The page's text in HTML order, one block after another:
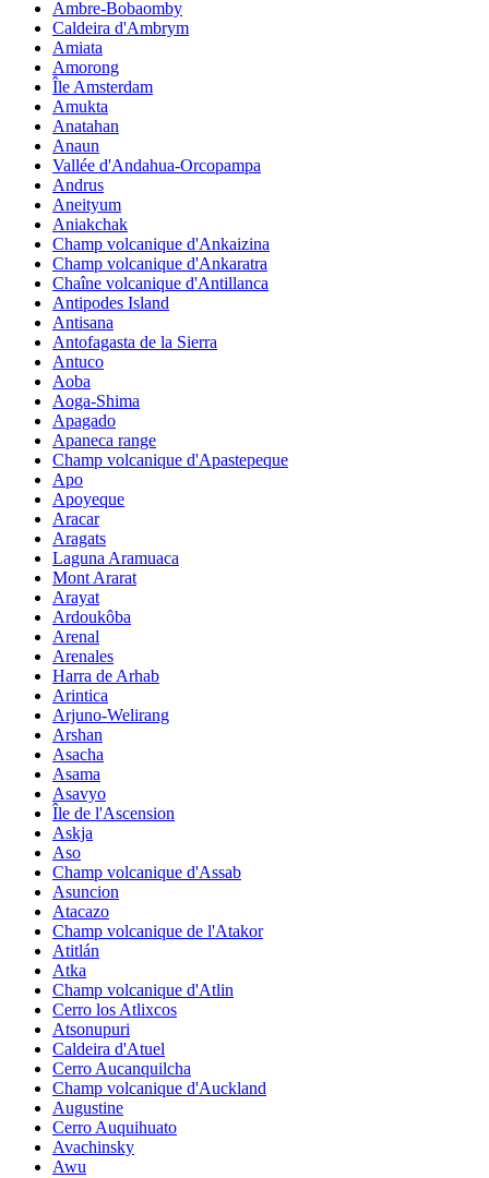
Ambre-Bobaomby
Caldeira d'Ambrym
Amiata
Amorong
Île Amsterdam
Amukta
Anatahan
Anaun
Vallée d'Andahua-Orcopampa
Andrus
Aneityum
Aniakchak
Champ volcanique d'Ankaizina
Champ volcanique d'Ankaratra
Chaîne volcanique d'Antillanca
Antipodes Island
Antisana
Antofagasta de la Sierra
Antuco
Aoba
Aoga-Shima
Apagado
Apaneca range
Champ volcanique d'Apastepeque
Apo
Apoyeque
Aracar
Aragats
Laguna Aramuaca
Mont Ararat
Arayat
Ardoukôba
Arenal
Arenales
Harra de Arhab
Arintica
Arjuno-Welirang
Arshan
Asacha
Asama
Asavyo
Île de l'Ascension
Askja
Aso
Champ volcanique d'Assab
Asuncion
Atacazo
Champ volcanique de l'Atakor
Atitlán
Atka
Champ volcanique d'Atlin
Cerro los Atlixcos
Atsonupuri
Caldeira d'Atuel
Cerro Aucanquilcha
Champ volcanique d'Auckland
Augustine
Cerro Auquihuato
Avachinsky
Awu